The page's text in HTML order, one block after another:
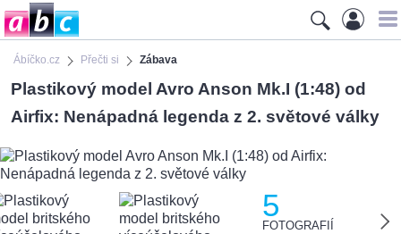
Ábíčko.cz Přečti si Zábava
Plastikový model Avro Anson Mk.I (1:48) od
Airfix: Nenápadná legenda z 2. světové války
5
FOTOGRAFIÍ